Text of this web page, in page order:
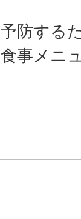
防する
事メニ